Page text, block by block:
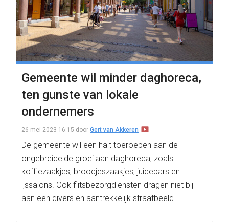
Gemeente wil minder daghoreca,
ten gunste van lokale
ondernemers
26 mei 2023 16:15 door Gert van Akkeren
De gemeente wil een halt toeroepen aan de
ongebreidelde groei aan daghoreca, zoals
koffiezaakjes, broodjeszaakjes, juicebars en
ijssalons. Ook flitsbezorgdiensten dragen niet bij
aan een divers en aantrekkelijk straatbeeld.